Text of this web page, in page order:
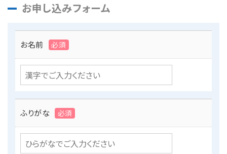
お申し込みフォーム
お名前 必須
ふりがな 必須